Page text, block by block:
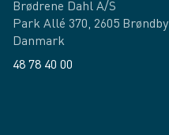
Brødrene Dahl A/S
Park Allé 370, 2605 Brøndby
Danmark
48 78 40 00